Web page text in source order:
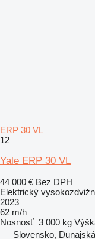
ERP 30 VL
12
Yale ERP 30 VL
44 000 € Bez DPH
Elektrický
2023
62 m/h
Nosnosť 3 000 kg
Slovensko,